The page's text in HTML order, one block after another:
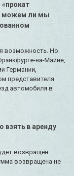
можем ли мы
возможность. Но
на-Майне,
Германии,
представителя
автомобиля в
взять в аренду
возвращён
возвращена не